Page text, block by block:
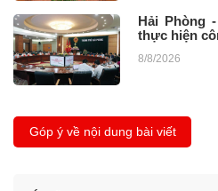
Hải Phòng
thực hiện
8/8/2026
Góp ý về nội dung bài viết